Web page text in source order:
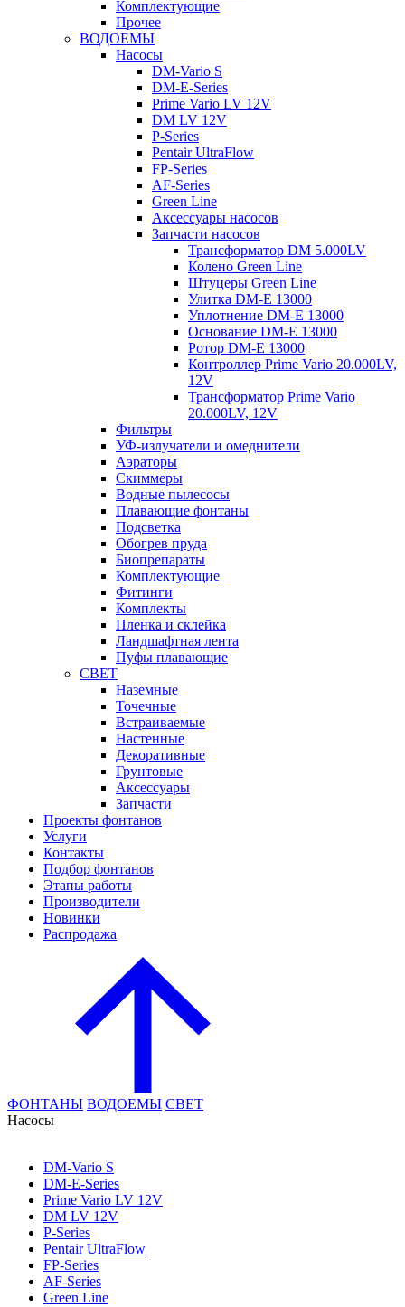
Комплектующие
Прочее
ВОДОЕМЫ
Насосы
DM-Vario S
DM-E-Series
Prime Vario LV 12V
DM LV 12V
P-Series
Pentair UltraFlow
FP-Series
AF-Series
Green Line
Аксессуары насосов
Запчасти насосов
Трансформатор DM 5.000LV
Колено Green Line
Штуцеры Green Line
Улитка DM-E 13000
Уплотнение DM-E 13000
Основание DM-E 13000
Ротор DM-E 13000
Контроллер Prime Vario 20.000LV,
12V
Трансформатор Prime Vario
20.000LV, 12V
Фильтры
УФ-излучатели и омеднители
Аэраторы
Cкиммеры
Водные пылесосы
Плавающие фонтаны
Подсветка
Обогрев пруда
Биопрепараты
Комплектующие
Фитинги
Комплекты
Пленка и склейка
Ландшафтная лента
Пуфы плавающие
СВЕТ
Наземные
Точечные
Встраиваемые
Настенные
Декоративные
Грунтовые
Аксессуары
Запчасти
Проекты фонтанов
Услуги
Контакты
Подбор фонтанов
Этапы работы
Производители
Новинки
Распродажа
ФОНТАНЫ ВОДОЕМЫ СВЕТ
Насосы
DM-Vario S
DM-E-Series
Prime Vario LV 12V
DM LV 12V
P-Series
Pentair UltraFlow
FP-Series
AF-Series
Green Line